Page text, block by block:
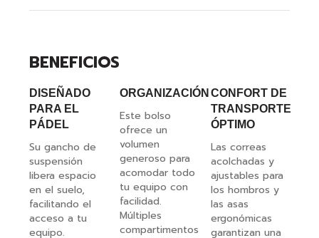
BENEFICIOS
DISEÑADO
PARA EL
PÁDEL
Su gancho de
suspensión
libera espacio
en el suelo,
facilitando el
acceso a tu
equipo.
ORGANIZACIÓN
Este bolso
ofrece un
volumen
generoso para
acomodar todo
tu equipo con
facilidad.
Múltiples
compartimentos
CONFORT DE
TRANSPORTE
ÓPTIMO
Las correas
acolchadas y
ajustables para
los hombros y
las asas
ergonómicas
garantizan una